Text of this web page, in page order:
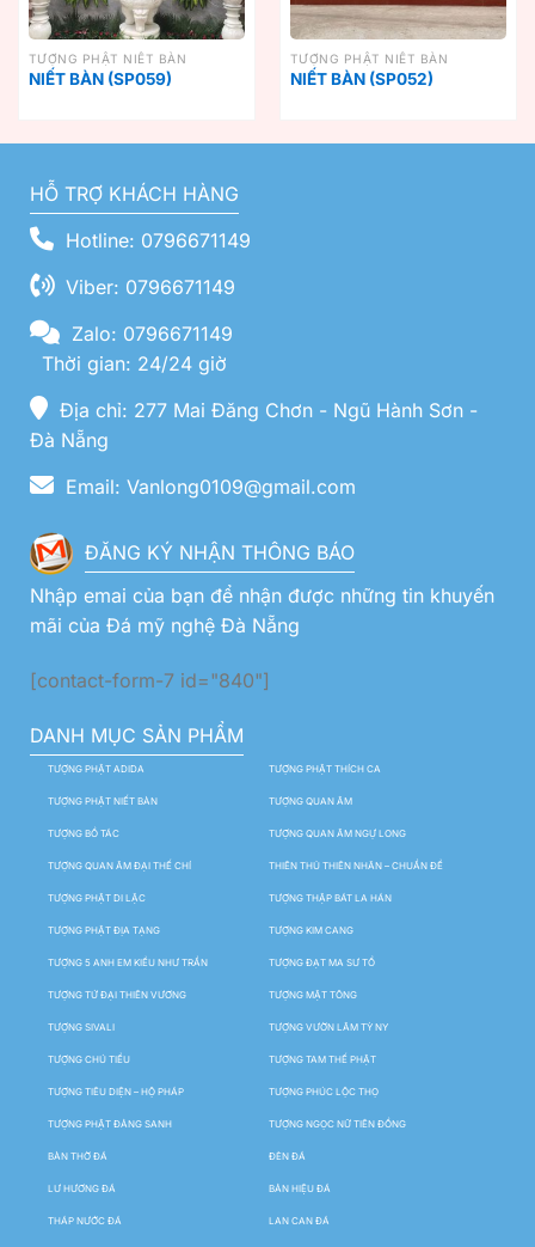
TƯỢNG PHẬT NIẾT BÀN
NIẾT BÀN (SP059)
TƯỢNG PHẬT NIẾT BÀN
NIẾT BÀN (SP052)
HỖ TRỢ KHÁCH HÀNG
Hotline: 0796671149
Viber: 0796671149
Zalo: 0796671149
Thời gian: 24/24 giờ
Địa chỉ: 277 Mai Đăng Chơn - Ngũ Hành Sơn -
Đà Nẵng
Email: Vanlong0109@gmail.com
ĐĂNG KÝ NHẬN THÔNG BÁO
Nhập emai của bạn để nhận được những tin khuyến
mãi của Đá mỹ nghệ Đà Nẵng
[contact-form-7 id="840"]
DANH MỤC SẢN PHẨM
TƯỢNG PHẬT ADIDA TƯỢNG PHẬT THÍCH CA
TƯỢNG PHẬT NIẾT BÀN TƯỢNG QUAN ÂM
TƯỢNG BỒ TÁC TƯỢNG QUAN ÂM NGỰ LONG
TƯỢNG QUAN ÂM ĐẠI THẾ CHÍ THIÊN THỦ THIÊN NHÃN – CHUẨN ĐỀ
TƯỢNG PHẬT DI LẶC TƯỢNG THẬP BÁT LA HÁN
TƯỢNG PHẬT ĐỊA TẠNG TƯỢNG KIM CANG
TƯỢNG 5 ANH EM KIỀU NHƯ TRẦN TƯỢNG ĐẠT MA SƯ TỔ
TƯỢNG TỨ ĐẠI THIÊN VƯƠNG TƯỢNG MẬT TÔNG
TƯỢNG SIVALI TƯỢNG VƯỜN LÂM TỲ NY
TƯỢNG CHÚ TIỂU TƯỢNG TAM THẾ PHẬT
TƯỢNG TIÊU DIỆN – HỘ PHÁP TƯỢNG PHÚC LỘC THỌ
TƯỢNG PHẬT ĐẢNG SANH TƯỢNG NGỌC NỮ TIÊN ĐỒNG
BÀN THỜ ĐÁ ĐÈN ĐÁ
LƯ HƯƠNG ĐÁ BẢN HIỆU ĐÁ
THÁP NƯỚC ĐÁ LAN CAN ĐÁ